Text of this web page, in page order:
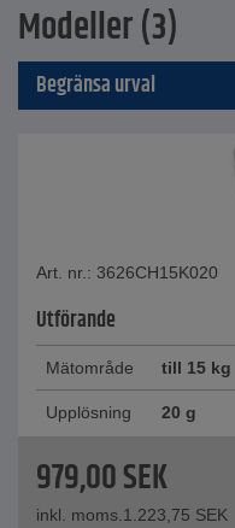
Modeller (3)
Begränsa urval
Art. nr.: 3626CH15K020
Utförande
Mätområde till 15 kg
Upplösning 20 g
979,00SEK
inkl. moms.1.223,75 SEK